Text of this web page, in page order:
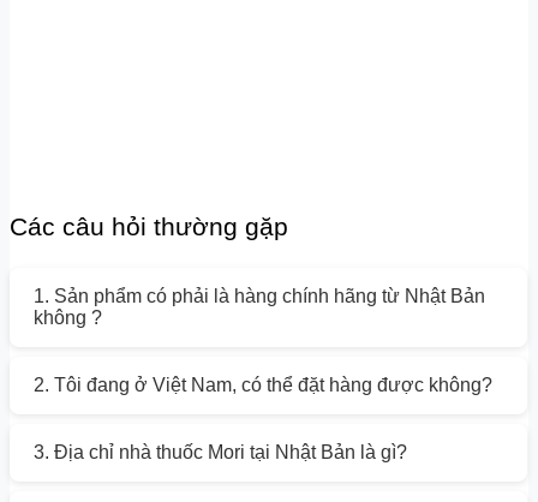
Các câu hỏi thường gặp
1. Sản phẩm có phải là hàng chính hãng từ Nhật Bản
không ?
2. Tôi đang ở Việt Nam, có thể đặt hàng được không?
3. Địa chỉ nhà thuốc Mori tại Nhật Bản là gì?